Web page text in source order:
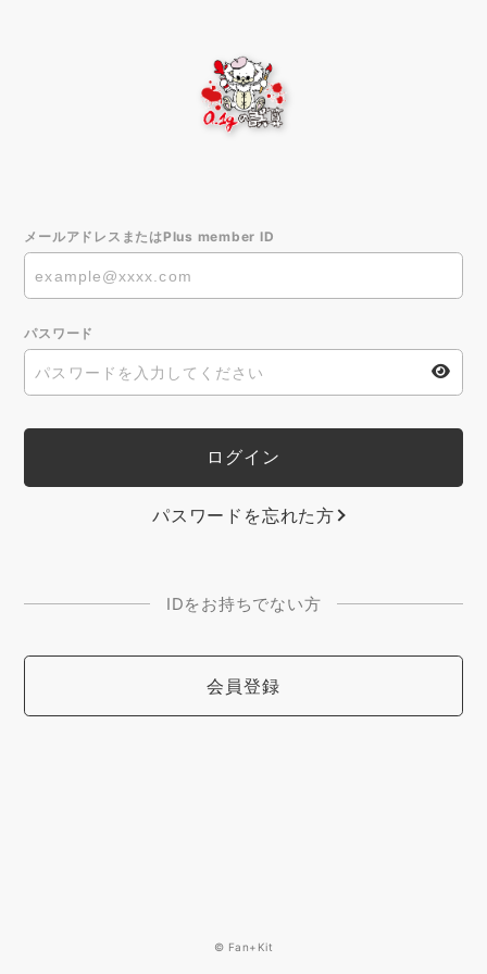
メールアドレスまたはPlus member ID
パスワード
パスワードを忘れた方
IDをお持ちでない方
会員登録
© Fan+Kit